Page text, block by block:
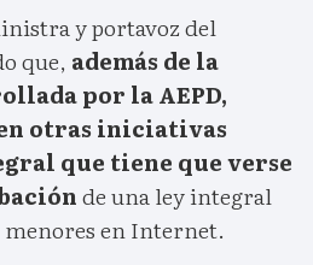
y portavoz del
que, además de la
por la AEPD,
otras iniciativas
que tiene que verse
de una ley integral
menores en Internet.